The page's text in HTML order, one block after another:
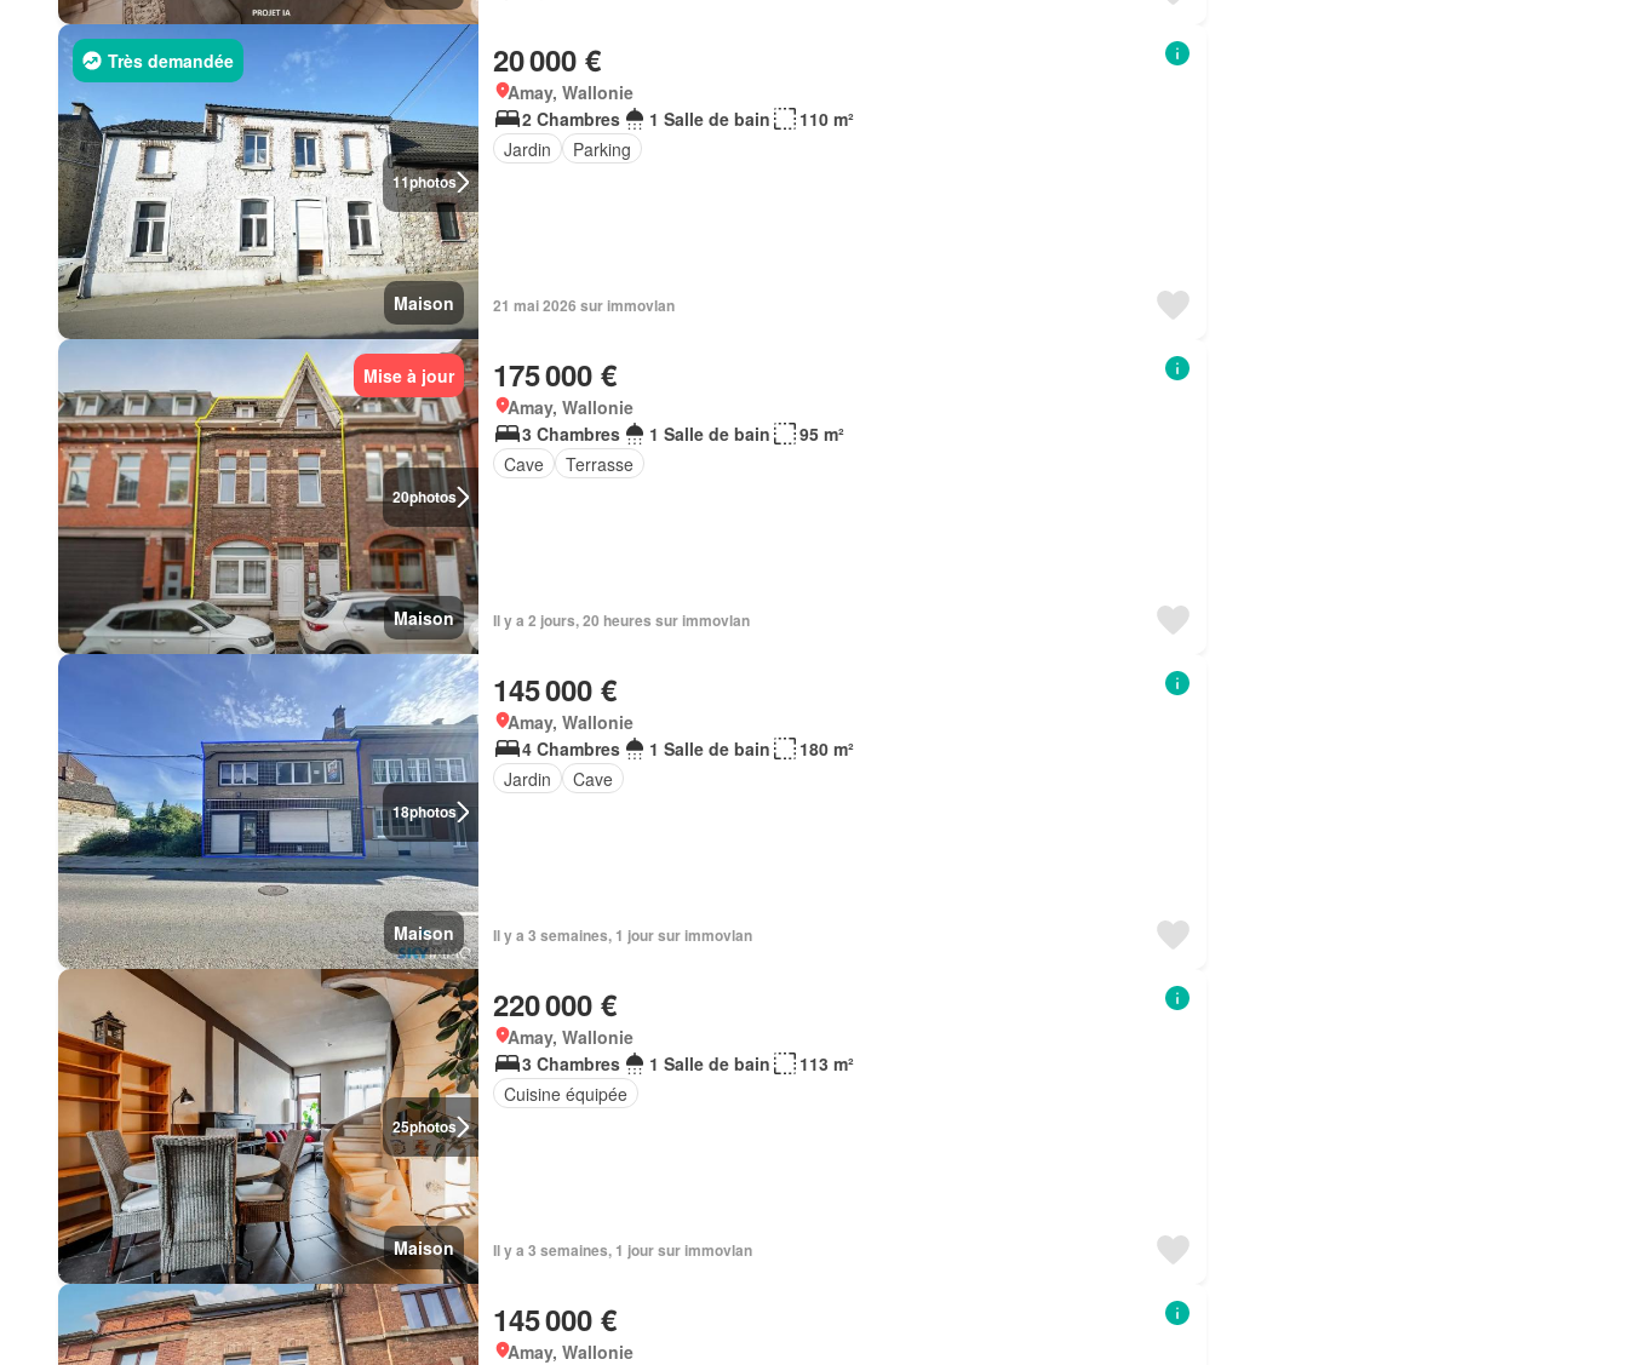
11photos
Très demandée
Maison
20 000 €
Amay, Wallonie
2 Chambres
1 Salle de bain
110 m²
Jardin
Parking
21 mai 2026 sur immovlan
20photos
Mise à jour
Maison
175 000 €
Amay, Wallonie
3 Chambres
1 Salle de bain
95 m²
Cave
Terrasse
Il y a 2 jours, 20 heures sur immovlan
18photos
Maison
145 000 €
Amay, Wallonie
4 Chambres
1 Salle de bain
180 m²
Jardin
Cave
Il y a 3 semaines, 1 jour sur immovlan
25photos
Maison
220 000 €
Amay, Wallonie
3 Chambres
1 Salle de bain
113 m²
Cuisine équipée
Il y a 3 semaines, 1 jour sur immovlan
145 000 €
Amay, Wallonie